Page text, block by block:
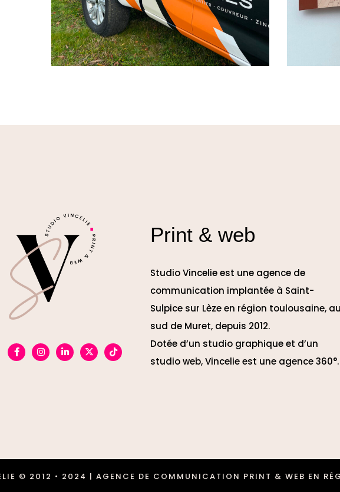
Print & web
Studio Vincelie est une agence de
communication implantée à Saint-
Sulpice sur Lèze en région toulousaine, au
sud de Muret, depuis 2012.
Dotée d’un studio graphique et d’un
studio web, Vincelie est une agence 360°.
2012 • 2024 | AGENCE DE COMMUNICATION PRINT & WEB EN RÉGION